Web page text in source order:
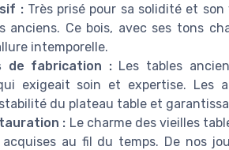
:Très prisé pour sa solidité et
anciens. Ce bois, avec ses tons
intemporelle.
de fabrication :Les tables
exigeait soin et expertise.
du plateau table et
: Le charme des vieilles
au fil du temps. De nos